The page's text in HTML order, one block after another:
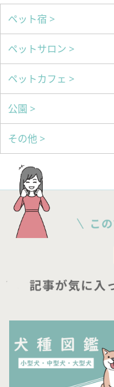
ペット宿 >
ペットサロン >
ペットカフェ >
公園 >
その他 >